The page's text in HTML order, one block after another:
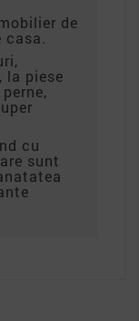
de
casa.
la piese
cu
sunt